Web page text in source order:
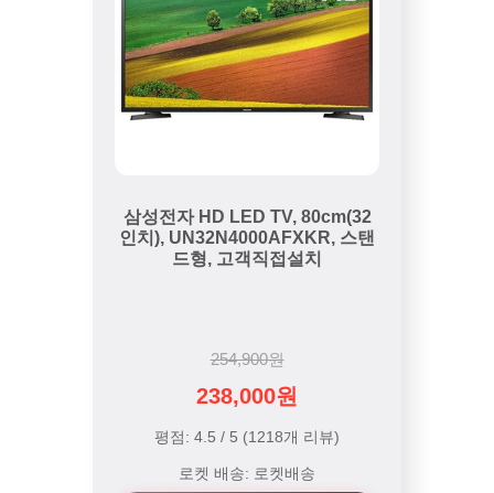
삼성전자 HD LED TV, 80cm(32
인치), UN32N4000AFXKR, 스탠
드형, 고객직접설치
254,900원
238,000원
평점: 4.5 / 5 (1218개 리뷰)
로켓 배송: 로켓배송